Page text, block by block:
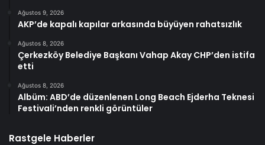
Ağustos 9, 2026
AKP’de kapalı kapılar arkasında büyüyen rahatsızlık
Ağustos 8, 2026
Çerkezköy Belediye Başkanı Vahap Akay CHP’den istifa
etti
Ağustos 8, 2026
Albüm: ABD’de düzenlenen Long Beach Ejderha Teknesi
Festivali’nden renkli görüntüler
Rastgele Haberler